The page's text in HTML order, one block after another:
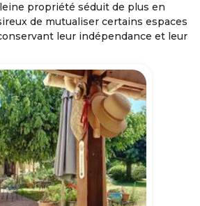
propriété séduit de plus en
de mutualiser certains espaces
leur indépendance et leur